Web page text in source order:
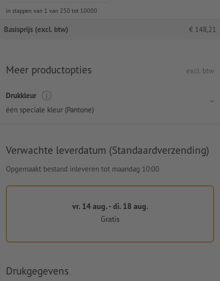
in stappen van 1 van 250 tot 10000
Basisprijs (excl. btw) € 148,21
Meer productopties excl. btw
Drukkleur
één speciale kleur (Pantone)
Verwachte leverdatum (Standaardverzending)
Opgemaakt bestand inleveren tot maandag 10:00
vr. 14 aug. - di. 18 aug.
Gratis
Drukgegevens